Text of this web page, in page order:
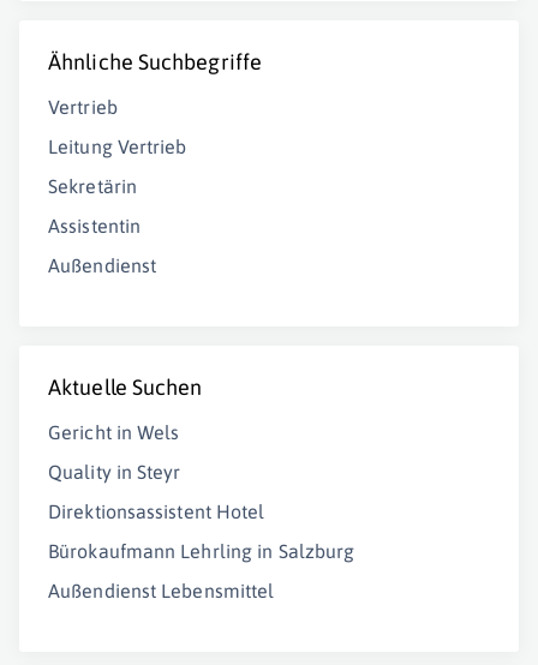
Ähnliche Suchbegriffe
Vertrieb
Leitung Vertrieb
Sekretärin
Assistentin
Außendienst
Aktuelle Suchen
Gericht in Wels
Quality in Steyr
Direktionsassistent Hotel
Bürokaufmann Lehrling in Salzburg
Außendienst Lebensmittel